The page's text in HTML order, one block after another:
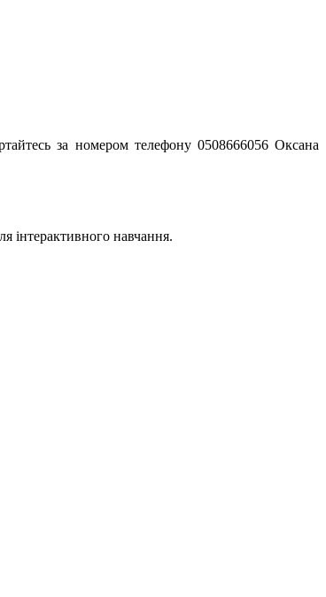
за номером телефону 0508666056 Оксана
інтерактивного навчання.